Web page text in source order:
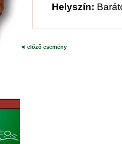
Helyszín:
◄ előző esemény